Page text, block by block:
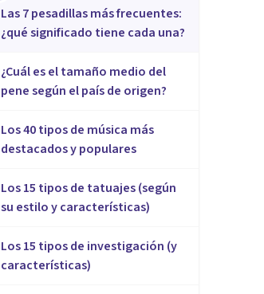
Las 7 pesadillas más frecuentes:
¿qué significado tiene cada una?
¿Cuál es el tamaño medio del
pene según el país de origen?
Los 40 tipos de música más
destacados y populares
Los 15 tipos de tatuajes (según
su estilo y características)
Los 15 tipos de investigación (y
características)